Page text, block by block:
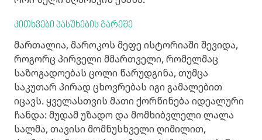
კითხვები პასუხების გარეშე
მართალია, მაროკოს მეფე ისტორიაში შევიდა,
როგორც პირველი მმართველი, რომელმაც
საზოგადოებას ცოლი წარუდგინა, თუმცა
საკუთარ პირად ცხოვრებას იგი გამალებით
იცავს. ყველასთვის მათი ქორწინება იდეალური
ჩანდა: მუდამ უზადო და მომხიბვლელი ლალა
სალმა, თავისი მომნუსხველი ღიმილით,